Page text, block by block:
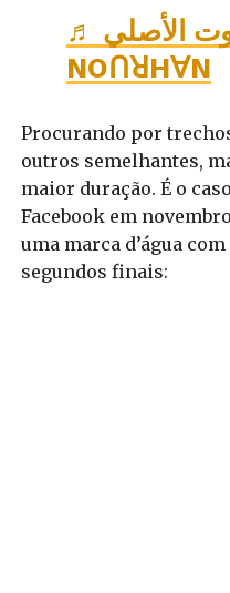
♬ الصوت الأصلي –
NOՈꓤH∀N
Procurando por
outros semelhantes,
maior duração. É o
Facebook em
uma marca d’água
segundos finais: